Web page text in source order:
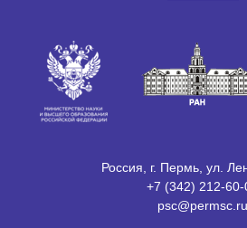
Россия, г. Пермь, ул.
+7 (342) 212-60-
psc@permsc.ru